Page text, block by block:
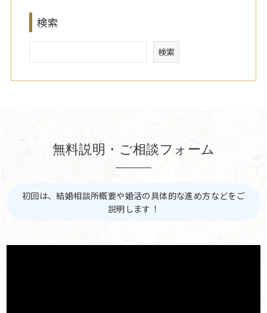
検索
検索
無料説明・ご相談フォーム
初回は、結婚相談所概要や婚活の具体的な進め方などをご
説明します！